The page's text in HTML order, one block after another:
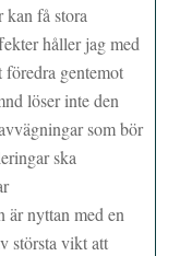
kan få stora
håller jag med
föredra gentemot
löser inte den
som bör
ska
är nyttan med en
största vikt att